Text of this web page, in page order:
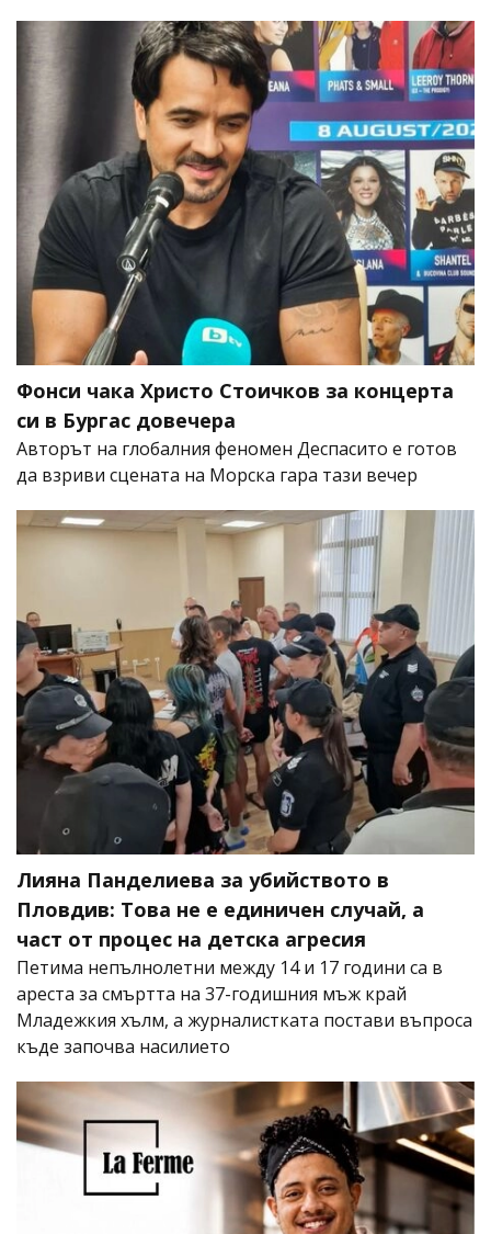
Фонси чака Христо Стоичков за концерта
си в Бургас довечера
Авторът на глобалния феномен Деспасито е готов
да взриви сцената на Морска гара тази вечер
Лияна Панделиева за убийството в
Пловдив: Това не е единичен случай, а
част от процес на детска агресия
Петима непълнолетни между 14 и 17 години са в
ареста за смъртта на 37-годишния мъж край
Младежкия хълм, а журналистката постави въпроса
къде започва насилието